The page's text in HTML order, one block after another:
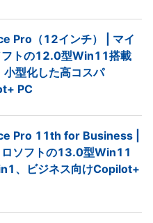
Pro（12インチ） | マイ
フトの12.0型Win11搭載
型化した高コスパ
PC
Pro 11th for Business |
ロソフトの13.0型Win11
、ビジネス向けCopilot+